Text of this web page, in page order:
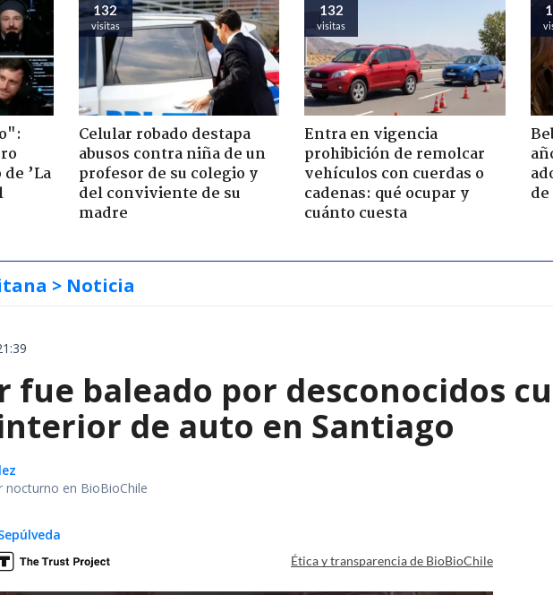
’La
132
visitas
Celular robado destapa
abusos contra niña de un
profesor de su colegio y
del conviviente de su
madre
132
visitas
Entra en vigencia
prohibición de remolcar
vehículos con cuerdas o
cadenas: qué ocupar y
cuánto cuesta
> Noticia
fue baleado por desconocidos
de auto en Santiago
nocturno en BioBioChile
Ética y transparencia de BioBioChile